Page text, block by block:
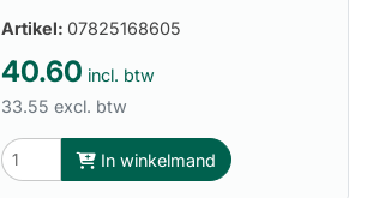
Artikel: 07825168605
40.60 incl. btw
33.55 excl. btw
In winkelmand